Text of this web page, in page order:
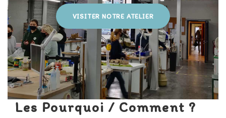
VISITER NOTRE ATELIER
Les Pourquoi / Comment ?